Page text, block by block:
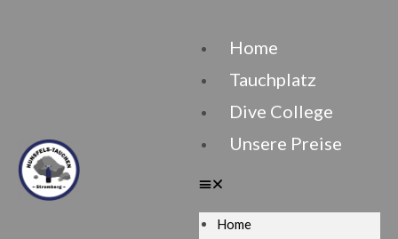
Home
Tauchplatz
Dive College
Unsere Preise
Home